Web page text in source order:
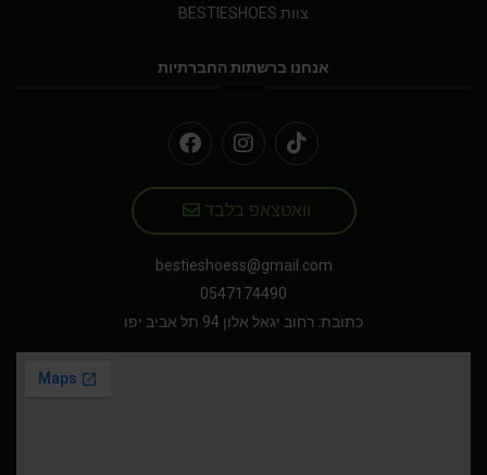
צוות BESTIESHOES
אנחנו ברשתות החברתיות
וואטצאפ בלבד
bestieshoess@gmail.com
0547174490
כתובת: רחוב יגאל אלון 94 תל אביב יפו